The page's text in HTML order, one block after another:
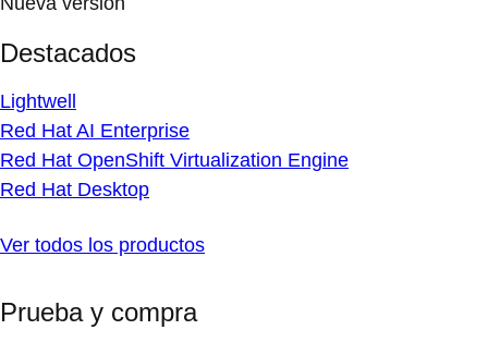
Destacados
Lightwell
Red Hat AI Enterprise
Red Hat OpenShift Virtualization Engine
Red Hat Desktop
Ver todos los productos
Prueba y compra